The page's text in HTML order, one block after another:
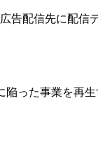
告配信先に配信
った事業を再